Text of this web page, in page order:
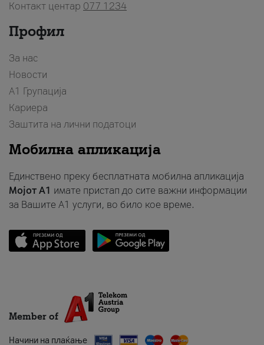
Контакт центар 077 1234
Профил
За нас
Новости
А1 Групација
Кариера
Заштита на лични податоци
Мобилна апликација
Единствено преку бесплатната мобилна апликација
Мојот A1 имате пристап до сите важни информации
за Вашите A1 услуги, во било кое време.
Member of
Начини на плаќање